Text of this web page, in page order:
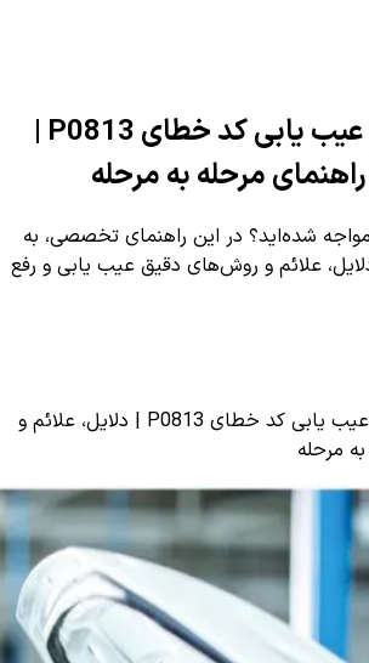
راهنمای جامع عیب یابی کد خطای P0813 |
مرحله به مرحله
با کد خطای P0813 مواجه شده‌اید؟ در این راهنمای تخصصی، به
علائم و روش‌های دقیق عیب یابی و رفع
راهنمای جامع عیب یابی کد خطای P0813 | دلایل، علائم و
مرحله